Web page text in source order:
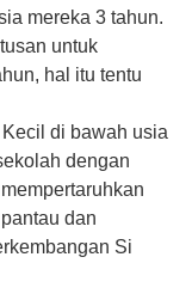
mereka 3 tahun.
untuk
hal itu tentu
di bawah usia
dengan
dan
Si